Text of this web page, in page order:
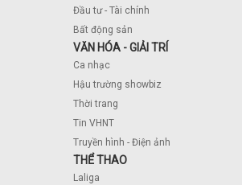
Đầu tư - Tài chính
Bất động sản
VĂN HÓA - GIẢI TRÍ
Ca nhạc
Hậu trường showbiz
Thời trang
Tin VHNT
Truyền hình - Điện ảnh
THỂ THAO
Laliga